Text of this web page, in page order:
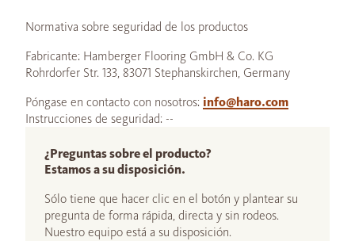
Normativa sobre seguridad de los productos
Fabricante: Hamberger Flooring GmbH & Co. KG
Rohrdorfer Str. 133, 83071 Stephanskirchen, Germany
Póngase en contacto con nosotros: info@haro.com
Instrucciones de seguridad: --
¿Preguntas sobre el producto?
Estamos a su disposición.
Sólo tiene que hacer clic en el botón y plantear su
pregunta de forma rápida, directa y sin rodeos.
Nuestro equipo está a su disposición.